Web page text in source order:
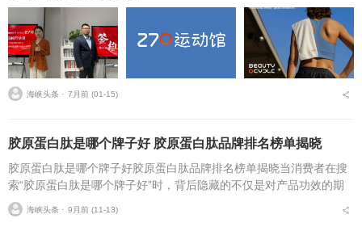
海峡头条 ⋅ 7月前 (01-15)
胶原蛋白肽是哪个牌子好 胶原蛋白肽品牌排名榜单揭晓
胶原蛋白肽是哪个牌子好胶原蛋白肽品牌排名榜单揭晓当消费者在搜
索“胶原蛋白肽是哪个牌子好”时，背后隐藏的不仅是对产品功效的期
待，更是对成分真实性、吸收效率、长期安全性以及剂型科学性的深
层考量。现代人面...
海峡头条 ⋅ 9月前 (11-13)